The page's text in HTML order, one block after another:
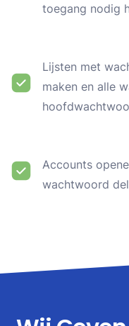
toegang nodig
Lijsten met
maken en alle
Accounts
wachtwoord